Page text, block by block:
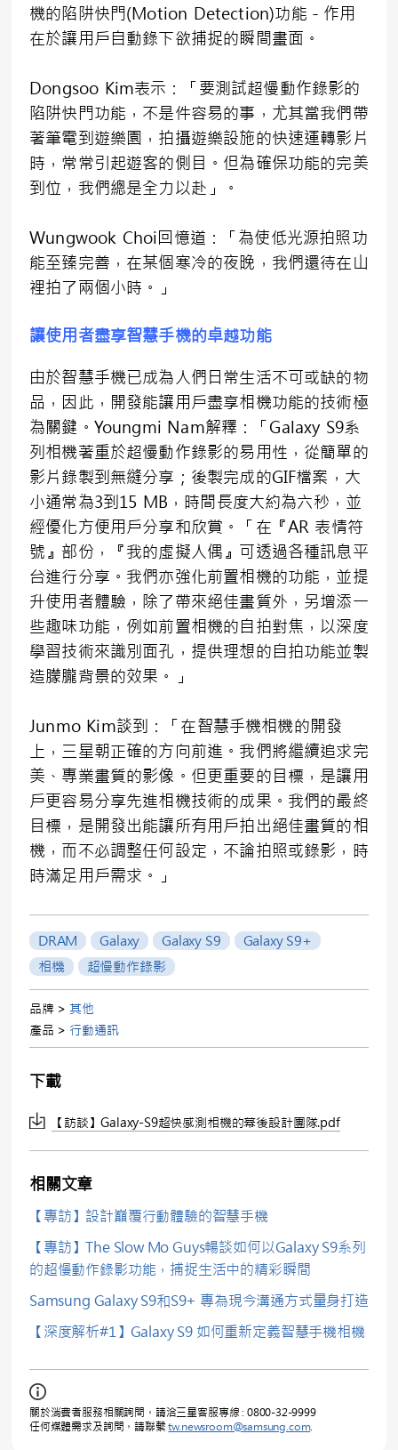
機的陷阱快門(Motion Detection)功能－作用
在於讓用戶自動錄下欲捕捉的瞬間畫面。
Dongsoo Kim表示：「要測試超慢動作錄影的
陷阱快門功能，不是件容易的事，尤其當我們帶
著筆電到遊樂園，拍攝遊樂設施的快速運轉影片
時，常常引起遊客的側目。但為確保功能的完美
到位，我們總是全力以赴」。
Wungwook Choi回憶道：「為使低光源拍照功
能至臻完善，在某個寒冷的夜晚，我們還待在山
裡拍了兩個小時。」
讓使用者盡享智慧手機的卓越功能
由於智慧手機已成為人們日常生活不可或缺的物
品，因此，開發能讓用戶盡享相機功能的技術極
為關鍵。Youngmi Nam解釋：「Galaxy S9系
列相機著重於超慢動作錄影的易用性，從簡單的
影片錄製到無縫分享；後製完成的GIF檔案，大
小通常為3到15 MB，時間長度大約為六秒，並
經優化方便用戶分享和欣賞。「在『AR 表情符
號』部份，『我的虛擬人偶』可透過各種訊息平
台進行分享。我們亦強化前置相機的功能，並提
升使用者體驗，除了帶來絕佳畫質外，另增添一
些趣味功能，例如前置相機的自拍對焦，以深度
學習技術來識別面孔，提供理想的自拍功能並製
造朦朧背景的效果。」
Junmo Kim談到：「在智慧手機相機的開發
上，三星朝正確的方向前進。我們將繼續追求完
美、專業畫質的影像。但更重要的目標，是讓用
戶更容易分享先進相機技術的成果。我們的最終
目標，是開發出能讓所有用戶拍出絕佳畫質的相
機，而不必調整任何設定，不論拍照或錄影，時
時滿足用戶需求。」
DRAM Galaxy Galaxy S9
Galaxy S9+
相機
超慢動作錄影
品牌 > 其他
產品 > 行動通訊
下載
【訪談】Galaxy-S9超快感測相機的幕後設計團隊.pdf
相關文章
【專訪】設計巔覆行動體驗的智慧手機
【專訪】The Slow Mo Guys暢談如何以Galaxy S9系列
的超慢動作錄影功能，捕捉生活中的精彩瞬間
Samsung Galaxy S9和S9+ 專為現今溝通方式量身打造
【深度解析#1】Galaxy S9 如何重新定義智慧手機相機
關於消費者服務相關詢問，請洽三星客服專線 : 0800-32-9999
任何媒體需求及詢問，請聯繫tw.newsroom@samsung.com.